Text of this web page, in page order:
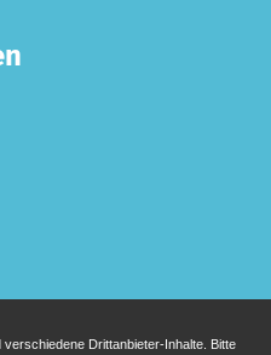
Drittanbieter-Inhalte. Bitte